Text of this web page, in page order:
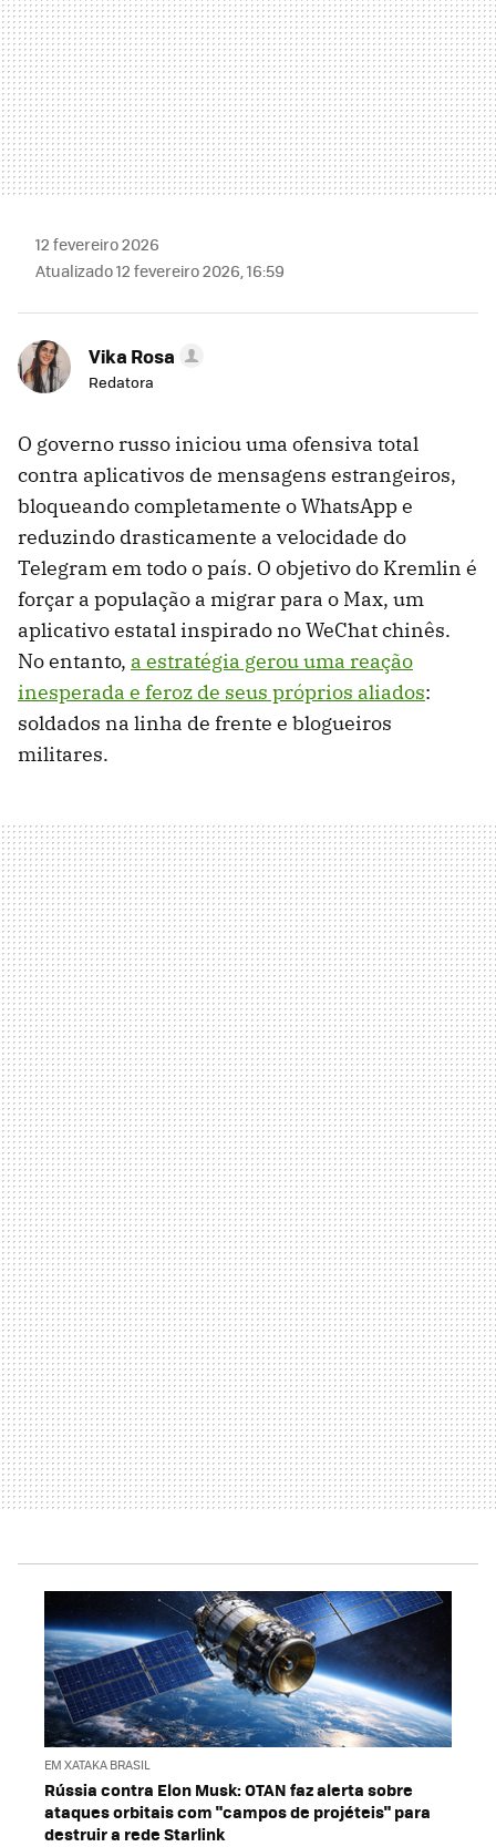
12 fevereiro 2026
Atualizado 12 fevereiro 2026, 16:59
Vika Rosa
Redatora
O governo russo iniciou uma ofensiva total
contra aplicativos de mensagens estrangeiros,
bloqueando completamente o WhatsApp e
reduzindo drasticamente a velocidade do
Telegram em todo o país. O objetivo do Kremlin é
forçar a população a migrar para o Max, um
aplicativo estatal inspirado no WeChat chinês.
No entanto, a estratégia gerou uma reação
inesperada e feroz de seus próprios aliados:
soldados na linha de frente e blogueiros
militares.
EM XATAKA BRASIL
Rússia contra Elon Musk: OTAN faz alerta sobre
ataques orbitais com "campos de projéteis" para
destruir a rede Starlink